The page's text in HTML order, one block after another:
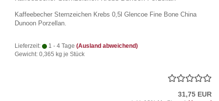
Kaffeebecher Sternzeichen Krebs 0,5l Glencoe Fine Bone China
Dunoon Porzellan.
Lieferzeit: 1 - 4 Tage (Ausland abweichend)
Gewicht: 0,365 kg je Stück
31,75 EUR